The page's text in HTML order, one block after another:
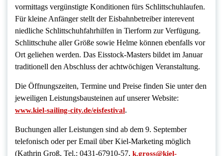
vormittags vergünstigte Konditionen fürs Schlittschuhlaufen.
Für kleine Anfänger stellt der Eisbahnbetreiber interevent
niedliche Schlittschuhfahrhilfen in Tierform zur Verfügung.
Schlittschuhe aller Größe sowie Helme können ebenfalls vor
Ort geliehen werden. Das Eisstock-Masters bildet im Januar
traditionell den Abschluss der achtwöchigen Veranstaltung.
Die Öffnungszeiten, Termine und Preise finden Sie unter den
jeweiligen Leistungsbausteinen auf unserer Website:
www.kiel-sailing-city.de/eisfestival.
Buchungen aller Leistungen sind ab dem 9. September
telefonisch oder per Email über Kiel-Marketing möglich
(Kathrin Groß, Tel.: 0431-67910-57, k.gross@kiel-